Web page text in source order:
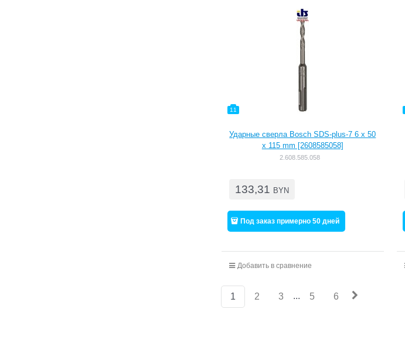
11
Ударные сверла Bosch SDS-plus-7 6 x 50
x 115 mm [2608585058]
2.608.585.058
133,31 BYN
Под заказ примерно 50 дней
Добавить в сравнение
1 2 3 ... 5 6